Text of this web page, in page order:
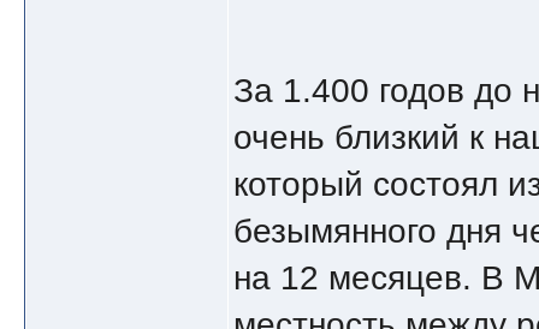
За 1.400 годов до
очень близкий к
который состоял
безымянного дня
на 12 месяцев. В